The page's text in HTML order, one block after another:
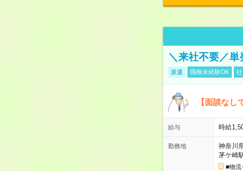
＼来社不要／
派遣 職種未経験OK
【面談なし
給与 時給
勤務地
神奈川
茅ケ崎
■物